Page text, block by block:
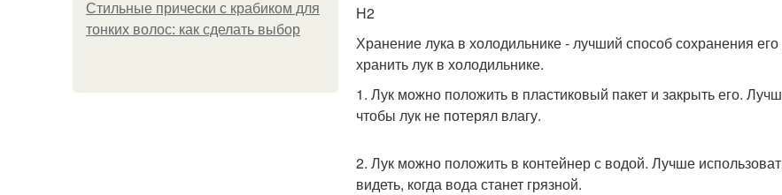
Стильные прически с крабиком для
тонких волос: как сделать выбор
H2
Хранение лука в холодильнике - лучший способ сохранения
хранить лук в холодильнике.
1. Лук можно положить в пластиковый пакет и закрыть его.
чтобы лук не потерял влагу.
2. Лук можно положить в контейнер с водой. Лучше
видеть, когда вода станет грязной.